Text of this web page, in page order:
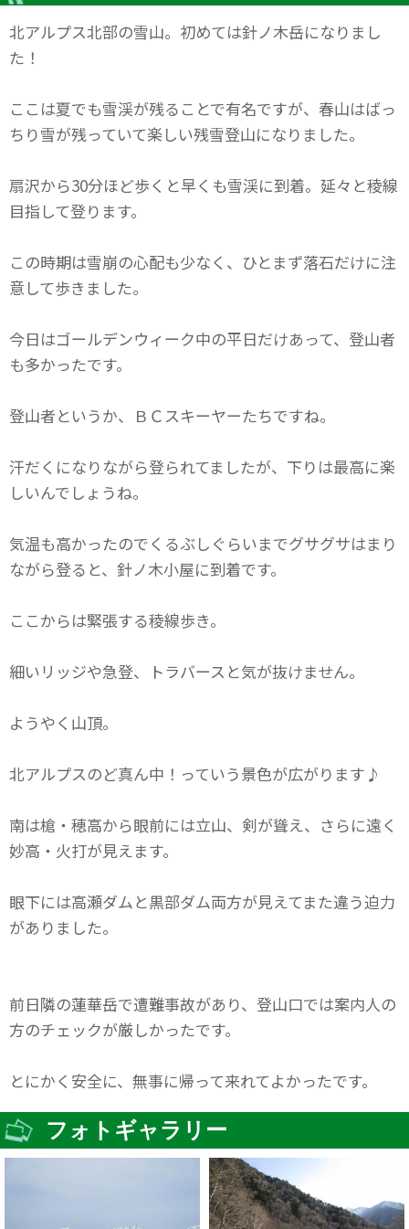
北アルプス北部の雪山。初めては針ノ木岳になりまし
た！
ここは夏でも雪渓が残ることで有名ですが、春山はばっ
ちり雪が残っていて楽しい残雪登山になりました。
扇沢から30分ほど歩くと早くも雪渓に到着。延々と稜線
目指して登ります。
この時期は雪崩の心配も少なく、ひとまず落石だけに注
意して歩きました。
今日はゴールデンウィーク中の平日だけあって、登山者
も多かったです。
登山者というか、ＢＣスキーヤーたちですね。
汗だくになりながら登られてましたが、下りは最高に楽
しいんでしょうね。
気温も高かったのでくるぶしぐらいまでグサグサはまり
ながら登ると、針ノ木小屋に到着です。
ここからは緊張する稜線歩き。
細いリッジや急登、トラバースと気が抜けません。
ようやく山頂。
北アルプスのど真ん中！っていう景色が広がります♪
南は槍・穂高から眼前には立山、剣が聳え、さらに遠く
妙高・火打が見えます。
眼下には高瀬ダムと黒部ダム両方が見えてまた違う迫力
がありました。
前日隣の蓮華岳で遭難事故があり、登山口では案内人の
方のチェックが厳しかったです。
とにかく安全に、無事に帰って来れてよかったです。
フォトギャラリー